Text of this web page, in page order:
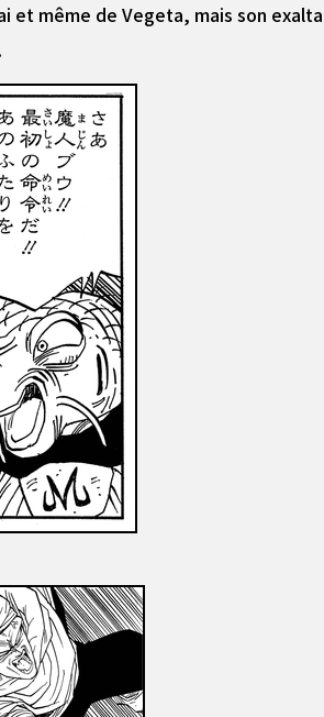
et même de Vegeta, mais son